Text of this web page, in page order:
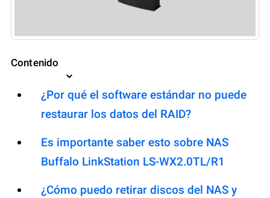
Contenido
¿Por qué el software estándar no puede
restaurar los datos del RAID?
Es importante saber esto sobre NAS
Buffalo LinkStation LS-WX2.0TL/R1
¿Cómo puedo retirar discos del NAS y